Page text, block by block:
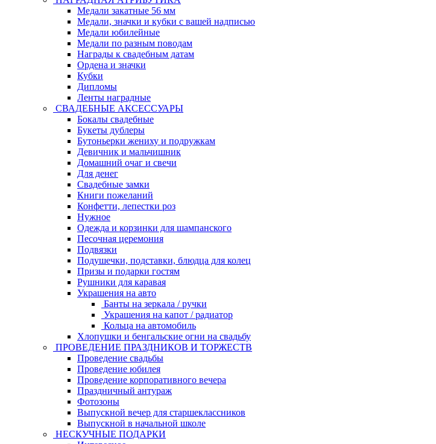
Медали закатные 56 мм
Медали, значки и кубки с вашей надписью
Медали юбилейные
Медали по разным поводам
Награды к свадебным датам
Ордена и значки
Кубки
Дипломы
Ленты наградные
СВАДЕБНЫЕ АКСЕССУАРЫ
Бокалы свадебные
Букеты дублеры
Бутоньерки жениху и подружкам
Девичник и мальчишник
Домашний очаг и свечи
Для денег
Свадебные замки
Книги пожеланий
Конфетти, лепестки роз
Нужное
Одежда и корзинки для шампанского
Песочная церемония
Подвязки
Подушечки, подставки, блюдца для колец
Призы и подарки гостям
Рушники для каравая
Украшения на авто
Банты на зеркала / ручки
Украшения на капот / радиатор
Кольца на автомобиль
Хлопушки и бенгальские огни на свадьбу
ПРОВЕДЕНИЕ ПРАЗДНИКОВ И ТОРЖЕСТВ
Проведение свадьбы
Проведение юбилея
Проведение корпоративного вечера
Праздничный антураж
Фотозоны
Выпускной вечер для старшеклассников
Выпускной в начальной школе
НЕСКУЧНЫЕ ПОДАРКИ